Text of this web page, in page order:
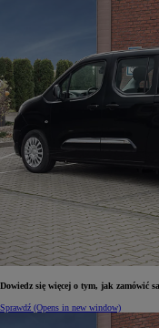
Dowiedz się więcej o tym, jak zamówić
Sprawdź (Opens in new window)